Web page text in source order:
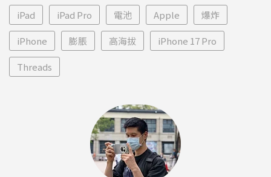
iPad iPad Pro 電池 Apple 爆炸
iPhone 膨脹 高海拔 iPhone 17 Pro
Threads